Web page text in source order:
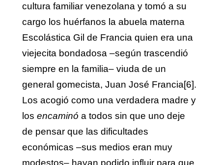
cultura familiar venezolana y tomó a su
cargo los huérfanos la abuela materna
Escolástica Gil de Francia quien era una
viejecita bondadosa –según trascendió
siempre en la familia– viuda de un
general gomecista, Juan José Francia[6].
Los acogió como una verdadera madre y
los encaminó a todos sin que uno deje
de pensar que las dificultades
económicas –sus medios eran muy
modestos– hayan podido influir para que